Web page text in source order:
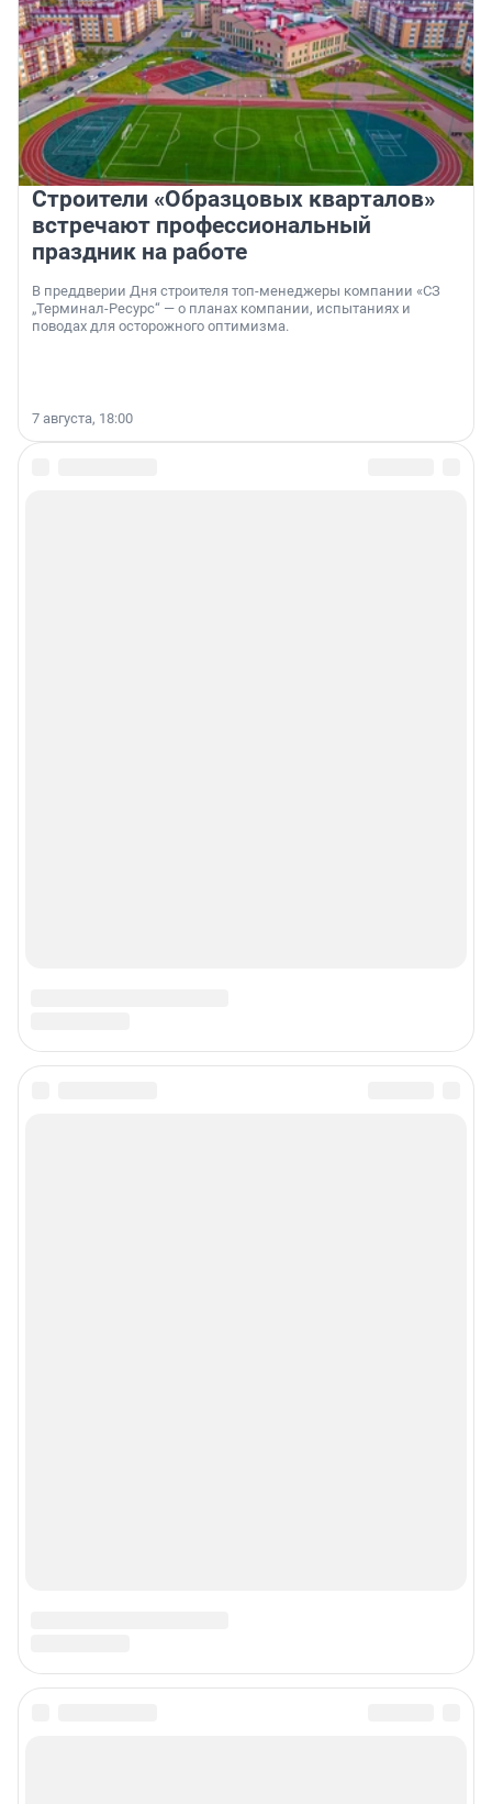
Строители «Образцовых кварталов»
встречают профессиональный
праздник на работе
В преддверии Дня строителя топ-менеджеры компании «СЗ
„Терминал-Ресурс“ — о планах компании, испытаниях и
поводах для осторожного оптимизма.
7 августа, 18:00